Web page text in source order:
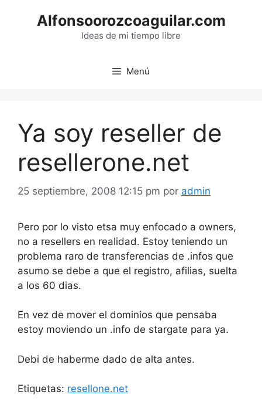
Alfonsoorozcoaguilar.com
Ideas de mi tiempo libre
Menú
Ya soy reseller de
resellerone.net
25 septiembre, 2008 12:15 pm por admin
Pero por lo visto etsa muy enfocado a owners,
no a resellers en realidad. Estoy teniendo un
problema raro de transferencias de .infos que
asumo se debe a que el registro, afilias, suelta
a los 60 dias.
En vez de mover el dominios que pensaba
estoy moviendo un .info de stargate para ya.
Debi de haberme dado de alta antes.
Etiquetas: resellone.net